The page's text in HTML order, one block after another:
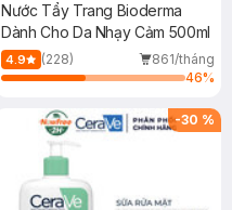
Nước Tẩy Trang Bioderma
Dành Cho Da Nhạy Cảm 500ml
4.9 (228)
861/tháng
46%
-30 %